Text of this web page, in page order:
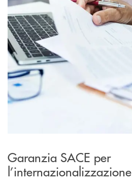
Garanzia SACE per
l’internazionalizzazione